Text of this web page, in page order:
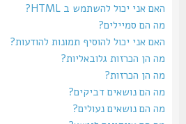
האם אני יכול להשתמש ב HTML?
מה הם סמיילים?
האם אני יכול להוסיף תמונות להודעות?
מה הן הכרזות גלובאליות?
מה הן הכרזות?
מה הם נושאים דביקים?
מה הם נושאים נעולים?